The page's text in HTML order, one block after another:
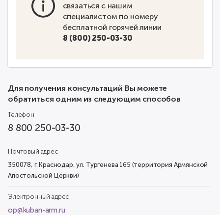
связаться с нашим
специалистом по номеру
бесплатной горячей линии
8 (800) 250-03-30
Для получения консультаций Вы можете
обратиться одним из следующим способов
Телефон
8 800 250-03-30
Почтовый адрес
350078, г. Краснодар, ул. Тургенева 165 (территория Армянской
Апостольской Церкви)
Электронный адрес
op@kuban-arm.ru